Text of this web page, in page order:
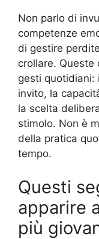
Non parlo di
competenze
di gestire
crollare. Queste
gesti quotidiani:
invito, la
la scelta
stimolo. Non è
della pratica
tempo.
Questi
apparire
più